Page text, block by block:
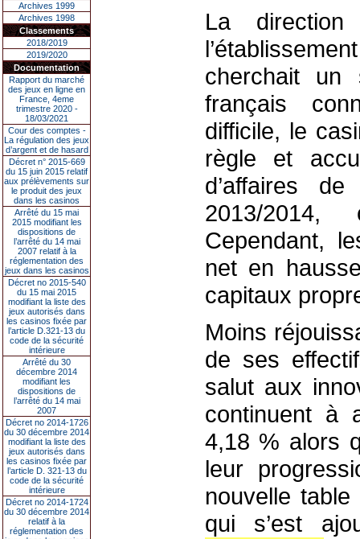
Archives 1999
Archives 1998
Classements
2018/2019
2019/2020
Documentation
Rapport du marché
des jeux en ligne en
France, 4eme
trimestre 2020 -
18/03/2021
Cour des comptes -
La régulation des jeux
d’argent et de hasard
Décret n° 2015-669
du 15 juin 2015 relatif
aux prélèvements sur
le produit des jeux
dans les casinos
Arrêté du 15 mai
2015 modifiant les
dispositions de
l’arrêté du 14 mai
2007 relatif à la
réglementation des
jeux dans les casinos
Décret no 2015-540
du 15 mai 2015
modifiant la liste des
jeux autorisés dans
les casinos fixée par
l’article D.321-13 du
code de la sécurité
intérieure
Arrêté du 30
décembre 2014
modifiant les
dispositions de
l’arrêté du 14 mai
2007
Décret no 2014-1726
du 30 décembre 2014
modifiant la liste des
jeux autorisés dans
les casinos fixée par
l’article D. 321-13 du
code de la sécurité
intérieure
Décret no 2014-1724
du 30 décembre 2014
relatif à la
réglementation des
La
cherchait un
français
difficile, le
règle et
d’affaires
2013/2014,
Cependant,
net en
capitaux
Moins
de ses
salut aux
continuent à
4,18 % alors
leur
nouvelle
qui s’est